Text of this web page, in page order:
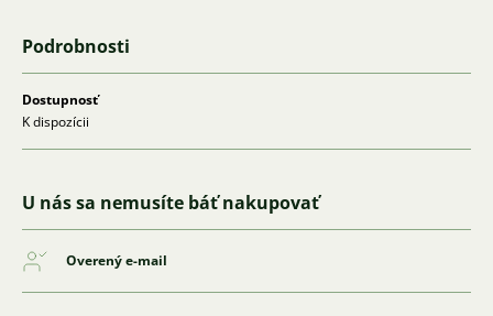
Podrobnosti
Dostupnosť
K dispozícii
U nás sa nemusíte báť nakupovať
Overený e-mail